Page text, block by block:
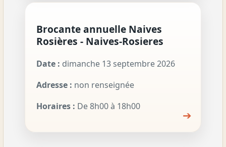
Brocante annuelle Naives
Rosières - Naives-Rosieres
Date : dimanche 13 septembre 2026
Adresse : non renseignée
Horaires : De 8h00 à 18h00
➔